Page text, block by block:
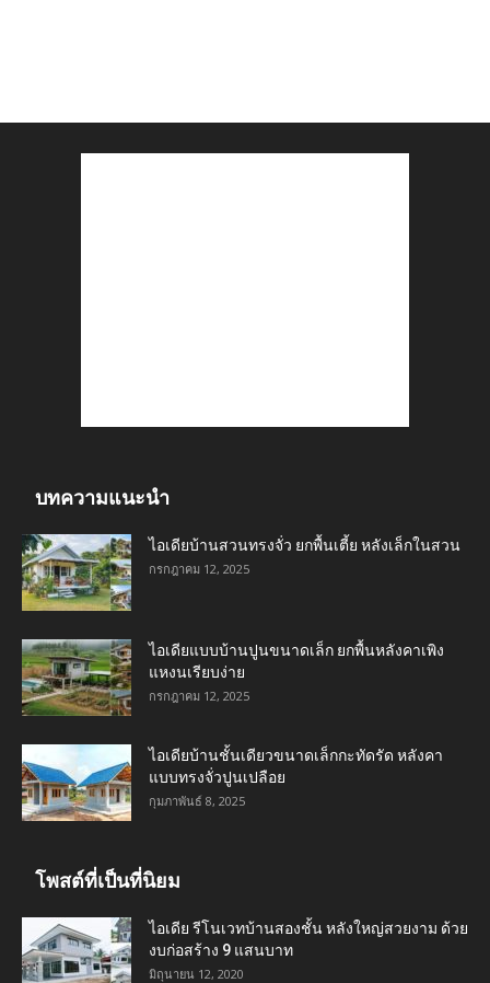
บทความแนะนำ
ไอเดียบ้านสวนทรงจั่ว ยกพื้นเตี้ย หลังเล็กในสวน
กรกฎาคม 12, 2025
ไอเดียแบบบ้านปูนขนาดเล็ก ยกพื้นหลังคาเพิง
แหงนเรียบง่าย
กรกฎาคม 12, 2025
ไอเดียบ้านชั้นเดียวขนาดเล็กกะทัดรัด หลังคา
แบบทรงจั่วปูนเปลือย
กุมภาพันธ์ 8, 2025
โพสต์ที่เป็นที่นิยม
ไอเดีย รีโนเวทบ้านสองชั้น หลังใหญ่สวยงาม ด้วย
งบก่อสร้าง 9 แสนบาท
มิถุนายน 12, 2020